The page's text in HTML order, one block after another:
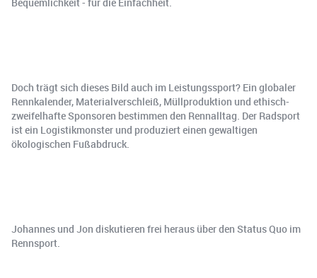
Doch trägt sich dieses Bild auch im Leistungssport? Ein globaler
Rennkalender, Materialverschleiß, Müllproduktion und ethisch-
zweifelhafte Sponsoren bestimmen den Rennalltag. Der Radsport
ist ein Logistikmonster und produziert einen gewaltigen
ökologischen Fußabdruck.
Johannes und Jon diskutieren frei heraus über den Status Quo im
Rennsport.